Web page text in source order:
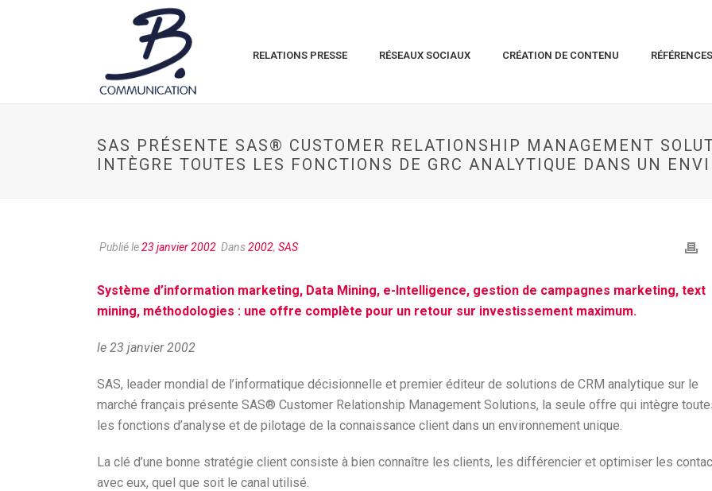
RELATIONS PRESSE RÉSEAUX SOCIAUX CRÉATION DE CONTENU RÉFÉRENCES
SAS PRÉSENTE SAS® CUSTOMER RELATIONSHIP MANAGEMENT
INTÈGRE TOUTES LES FONCTIONS DE GRC ANALYTIQUE DANS UN
Publié le23 janvier 2002 Dans2002, SAS
Système d’information marketing, Data Mining, e-Intelligence, gestion de campagnes marketing, text
mining, méthodologies : une offre complète pour un retour sur investissement maximum.
le 23 janvier 2002
SAS, leader mondial de l’informatique décisionnelle et premier éditeur de solutions de CRM analytique sur le
marché français présente SAS® Customer Relationship Management Solutions, la seule offre qui intègre
les fonctions d’analyse et de pilotage de la connaissance client dans un environnement unique.
La clé d’une bonne stratégie client consiste à bien connaître les clients, les différencier et optimiser les
avec eux, quel que soit le canal utilisé.